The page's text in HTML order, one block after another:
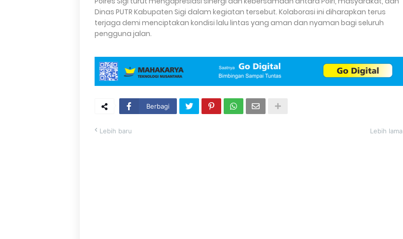
Dinas PUTR Kabupaten Sigi dalam kegiatan tersebut. Kolaborasi ini diharapkan terus
terjaga demi menciptakan kondisi lalu lintas yang aman dan nyaman bagi seluruh
pengguna jalan.
Berbagi
Lebih baru Lebih lama